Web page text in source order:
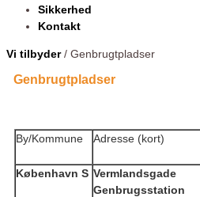
Sikkerhed
Kontakt
Vi tilbyder/ Genbrugtpladser
Genbrugtpladser
By/Kommune Adresse (kort)
København S Vermlandsgade
Genbrugsstation